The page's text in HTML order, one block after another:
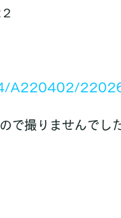
A220402/
で撮りませんでし